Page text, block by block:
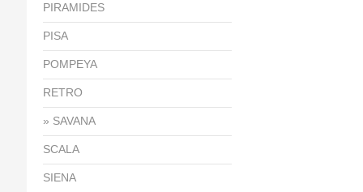
PIRAMIDES
PISA
POMPEYA
RETRO
SAVANA
SCALA
SIENA